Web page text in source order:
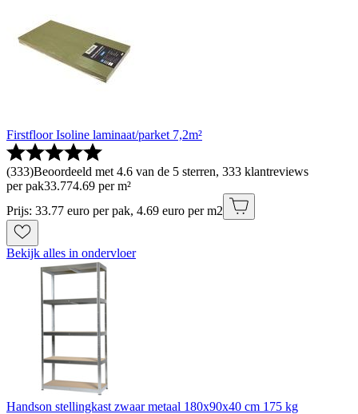
Firstfloor Isoline laminaat/parket 7,2m²
(333)Beoordeeld met 4.6 van de 5 sterren, 333 klantreviews
per pak33.774.69 per m²
Prijs: 33.77 euro per pak, 4.69 euro per m2
Bekijk alles in ondervloer
Handson stellingkast zwaar metaal 180x90x40 cm 175 kg